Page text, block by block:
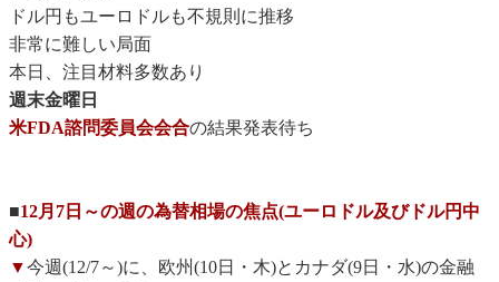
ドル円もユーロドルも不規則に推移
非常に難しい局面
本日、注目材料多数あり
週末金曜日
米FDA諮問委員会会合の結果発表待ち
■12月7日～の週の為替相場の焦点(ユーロドル及びドル円中
心)
▼今週(12/7～)に、欧州(10日・木)とカナダ(9日・水)の金融